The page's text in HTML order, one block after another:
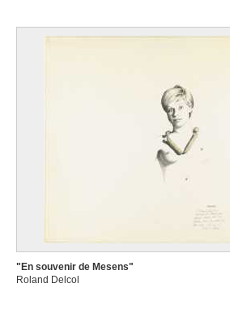
"En souvenir de Mesens"
Roland Delcol